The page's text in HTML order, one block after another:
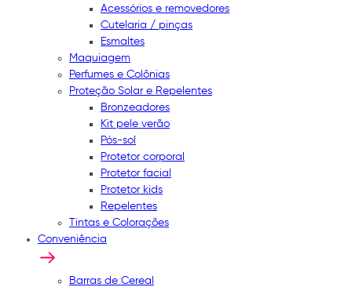
Acessórios e removedores
Cutelaria / pinças
Esmaltes
Maquiagem
Perfumes e Colônias
Proteção Solar e Repelentes
Bronzeadores
Kit pele verão
Pós-sol
Protetor corporal
Protetor facial
Protetor kids
Repelentes
Tintas e Colorações
Conveniência
Barras de Cereal